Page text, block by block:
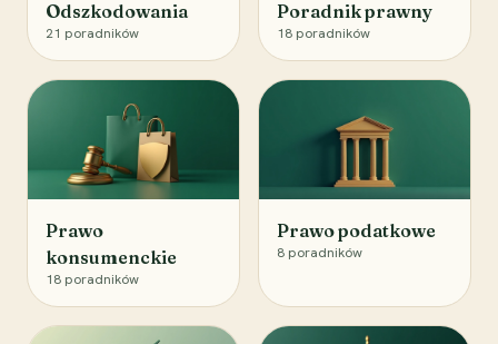
Odszkodowania
21 poradników
Poradnik prawny
18 poradników
Prawo
konsumenckie
18 poradników
Prawo podatkowe
8 poradników